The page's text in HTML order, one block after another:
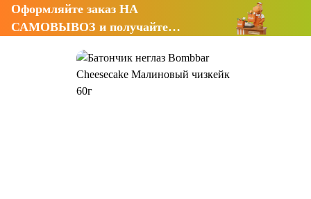
Оформляйте заказ НА
САМОВЫВОЗ и получайте